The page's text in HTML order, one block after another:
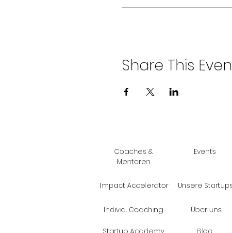
Share This
Coaches &
Mentoren
Events
Unsere
Impact Accelerator
Über uns
Individ.. Coaching
Blog
Startup Academy